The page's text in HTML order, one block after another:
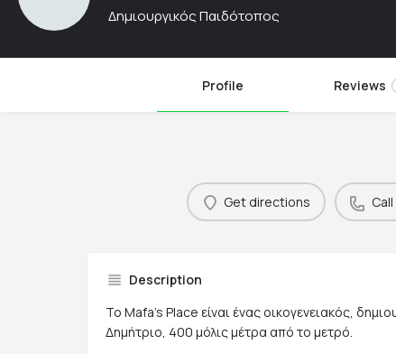
Δημιουργικός Παιδότοπος
Profile Reviews
Get directions
Description
Το Mafa's Place είναι ένας οικογενειακός,
Δημήτριο, 400 μόλις μέτρα από το μετρό.